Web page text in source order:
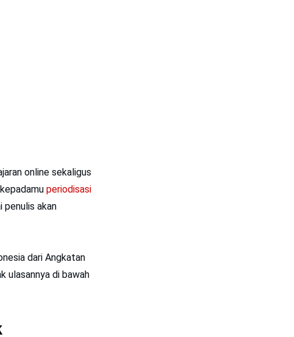
online sekaligus
periodisasi
penulis akan
dari Angkatan
ulasannya di bawah